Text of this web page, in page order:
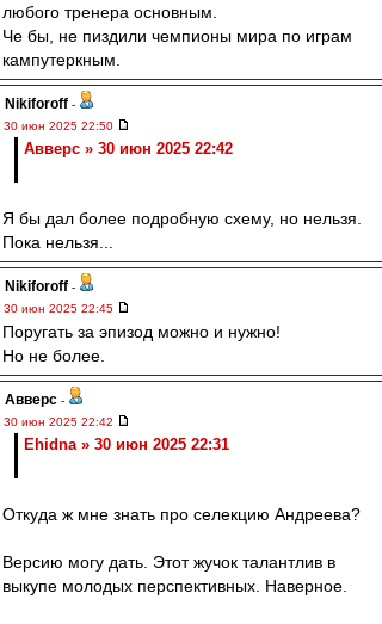
любого тренера основным.
Че бы, не пиздили чемпионы мира по играм
кампутеркным.
Nikiforoff -
30 июн 2025 22:50
Авверс » 30 июн 2025 22:42
Я бы дал более подробную схему, но нельзя.
Пока нельзя...
Nikiforoff -
30 июн 2025 22:45
Поругать за эпизод можно и нужно!
Но не более.
Авверс -
30 июн 2025 22:42
Ehidna » 30 июн 2025 22:31
Откуда ж мне знать про селекцию Андреева?
Версию могу дать. Этот жучок талантлив в
выкупе молодых перспективных. Наверное.